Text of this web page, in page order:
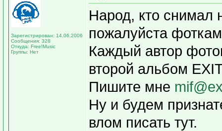
Зарегистрирован: 14.06.2006
Сообщения: 328
Откуда: Free!Music
Группы: Нет
Народ, кто снимал
пожалуйста
Каждый автор
второй альбом
Пишите мне
Ну и будем
влом писать тут.